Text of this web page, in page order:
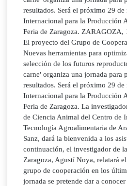
resultados. Será el próximo 29 de
Internacional para la Producción
Feria de Zaragoza. ZARAGOZA,
El proyecto del Grupo de
Nuevas herramientas para
selección de los futuros
carne' organiza una jornada para
resultados. Será el próximo 29 de
Internacional para la Producción
Feria de Zaragoza. La
de Ciencia Animal del Centro de
Tecnología Agroalimentaria de
Sanz, dará la bienvenida a los
continuación, el investigador de
Zaragoza, Agustí Noya, relatará
grupo de cooperación en los
jornada se pretende dar a